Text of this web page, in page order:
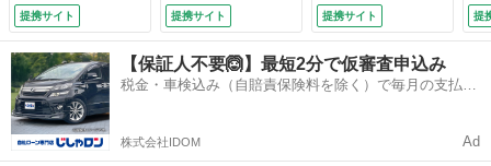
イオーディオ【フル
セグＴＶ ＵＳＢ
Ｂｌｕｅｔｏｏｔ
ｈ】 コーナーセン
サー レーンアシス
ト レーダークルー
ズコントロール ブ
ラインドスポットモ
提携サイト
ター 全周囲カメ
ラ 寒冷地仕様 衝
突軽減装置 レーダ
ークルーズ 禁煙
車 シートヒータ
ー スマートキー
提携サイト
ーズコントロール
オートハイビーム
クリアランスソナ
ー レーンアシス
ト パーキングサポ
提携サイト 提
【保証人不要🙆】最短2分で仮審査申込み
税金・車検込み（自賠責保険料を除く）で毎月の支払額
株式会社IDOM Ad